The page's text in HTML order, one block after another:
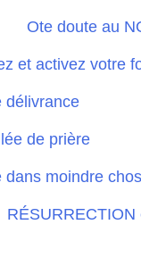
Ote doute au
et activez votre
délivrance
de prière
dans moindre
RÉSURRECTION